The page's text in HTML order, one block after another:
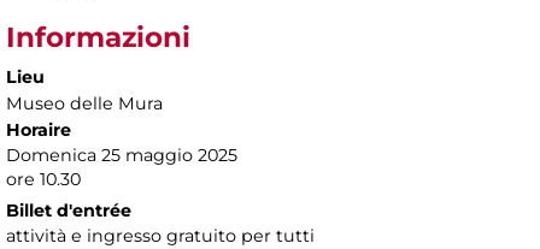
Informazioni
Lieu
Museo delle Mura
Horaire
Domenica 25 maggio 2025
ore 10.30
Billet d'entrée
attività e ingresso gratuito per tutti